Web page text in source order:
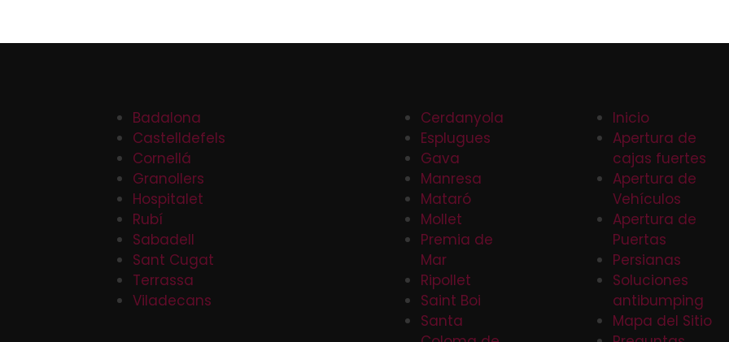
Badalona
Castelldefels
Cornellá
Granollers
Hospitalet
Rubí
Sabadell
Sant Cugat
Terrassa
Viladecans
Cerdanyola
Esplugues
Gava
Manresa
Mataró
Mollet
Premia de
Mar
Ripollet
Saint Boi
Santa
Inicio
Apertura de
cajas fuertes
Apertura de
Vehículos
Apertura de
Puertas
Persianas
Soluciones
antibumping
Mapa del Sitio